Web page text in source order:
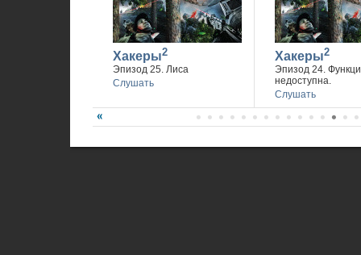
Хакеры2
Эпизод 25. Лиса
Слушать
Хакеры2
Эпизод 24.
недоступна.
Слушать